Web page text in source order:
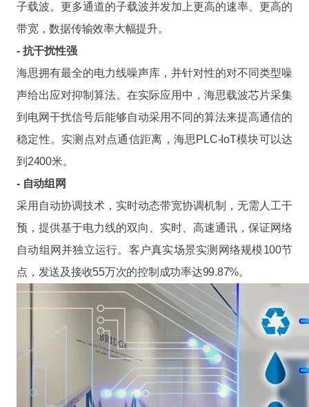
子载波。更多通道的子载波并发加上更高的速率、更高的
带宽，数据传输效率大幅提升。
- 抗干扰性强
海思拥有最全的电力线噪声库，并针对性的对不同类型噪
声给出应对抑制算法。在实际应用中，海思载波芯片采集
到电网干扰信号后能够自动采用不同的算法来提高通信的
稳定性。实测点对点通信距离，海思PLC-IoT模块可以达
到2400米。
- 自动组网
采用自动协调技术，实时动态带宽协调机制，无需人工干
预，提供基于电力线的双向、实时、高速通讯，保证网络
自动组网并独立运行。客户真实场景实测网络规模100节
点，发送及接收55万次的控制成功率达99.87%。